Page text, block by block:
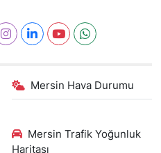
Mersin Hava Durumu
Mersin Trafik Yoğunluk
Haritası